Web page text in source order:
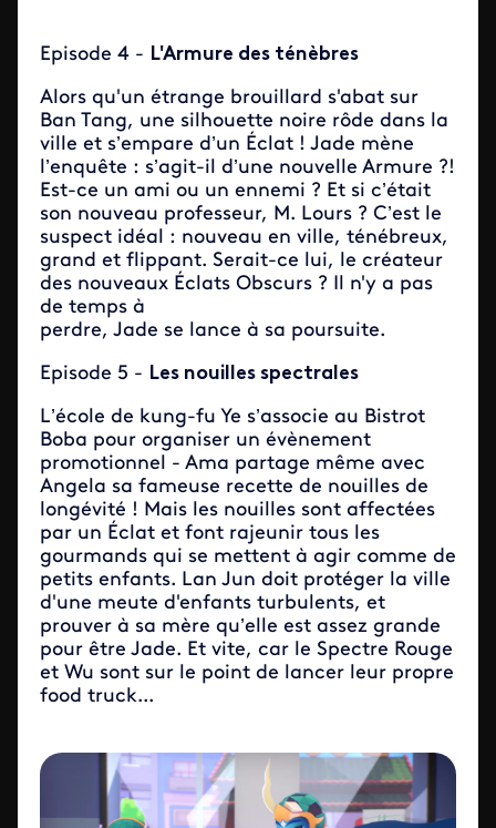
Episode 4 - L'Armure des ténèbres
Alors qu'un étrange brouillard s'abat sur
Ban Tang, une silhouette noire rôde dans la
ville et s’empare d’un Éclat ! Jade mène
l’enquête : s’agit-il d’une nouvelle Armure ?!
Est-ce un ami ou un ennemi ? Et si c’était
son nouveau professeur, M. Lours ? C’est le
suspect idéal : nouveau en ville, ténébreux,
grand et flippant. Serait-ce lui, le créateur
des nouveaux Éclats Obscurs ? Il n'y a pas
de temps à
perdre, Jade se lance à sa poursuite.
Episode 5 - Les nouilles spectrales
L’école de kung-fu Ye s’associe au Bistrot
Boba pour organiser un évènement
promotionnel - Ama partage même avec
Angela sa fameuse recette de nouilles de
longévité ! Mais les nouilles sont affectées
par un Éclat et font rajeunir tous les
gourmands qui se mettent à agir comme de
petits enfants. Lan Jun doit protéger la ville
d'une meute d'enfants turbulents, et
prouver à sa mère qu’elle est assez grande
pour être Jade. Et vite, car le Spectre Rouge
et Wu sont sur le point de lancer leur propre
food truck...